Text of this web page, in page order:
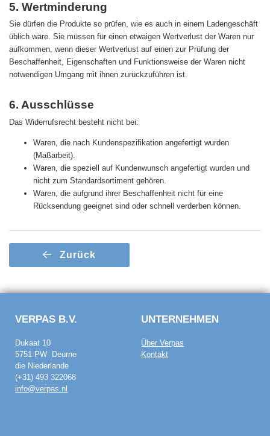
5. Wertminderung
Sie dürfen die Produkte so prüfen, wie es auch in einem Ladengeschäft
üblich wäre. Sie müssen für einen etwaigen Wertverlust der Waren nur
aufkommen, wenn dieser Wertverlust auf einen zur Prüfung der
Beschaffenheit, Eigenschaften und Funktionsweise der Waren nicht
notwendigen Umgang mit ihnen zurückzuführen ist.
6. Ausschlüsse
Das Widerrufsrecht besteht nicht bei:
Waren, die nach Kundenspezifikation angefertigt wurden
(Maßarbeit).
Waren, die speziell auf Kundenwunsch angefertigt wurden und
nicht zum Standardsortiment gehören.
Waren, die aufgrund ihrer Beschaffenheit nicht für eine
Rücksendung geeignet sind oder schnell verderben können.
Zurück
VERPAS B.V.
Dukaat 10
5751 PW Deurne
die Niederlande
(+31) 493 322068
info@verpas.nl
UNTERNEHMEN
Über Verpas
Kontakt